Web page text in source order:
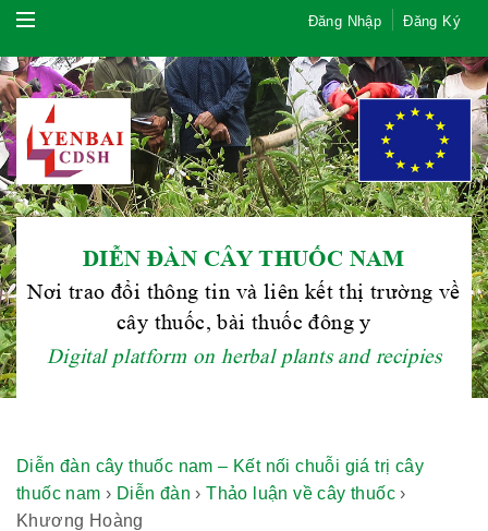
Đăng Nhập Đăng Ký
DIỄN ĐÀN CÂY THUỐC NAM
Nơi trao đổi thông tin và liên kết thị trường về
cây thuốc, bài thuốc đông y
Digital platform on herbal plants and recipies
Diễn đàn cây thuốc nam – Kết nối chuỗi giá trị cây
thuốc nam › Diễn đàn › Thảo luận về cây thuốc ›
Khương Hoàng